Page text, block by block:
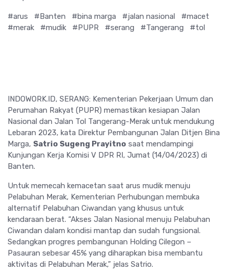
#arus #Banten #bina marga #jalan nasional
#macet
#merak
#mudik #PUPR #serang #Tangerang #tol
INDOWORK.ID, SERANG: Kementerian Pekerjaan Umum dan
Perumahan Rakyat (PUPR) memastikan kesiapan Jalan
Nasional dan Jalan Tol Tangerang-Merak untuk mendukung
Lebaran 2023, kata Direktur Pembangunan Jalan Ditjen Bina
Marga, Satrio Sugeng Prayitno saat mendampingi
Kunjungan Kerja Komisi V DPR RI, Jumat (14/04/2023) di
Banten.
Untuk memecah kemacetan saat arus mudik menuju
Pelabuhan Merak, Kementerian Perhubungan membuka
alternatif Pelabuhan Ciwandan yang khusus untuk
kendaraan berat. “Akses Jalan Nasional menuju Pelabuhan
Ciwandan dalam kondisi mantap dan sudah fungsional.
Sedangkan progres pembangunan Holding Cilegon –
Pasauran sebesar 45% yang diharapkan bisa membantu
aktivitas di Pelabuhan Merak,” jelas Satrio.